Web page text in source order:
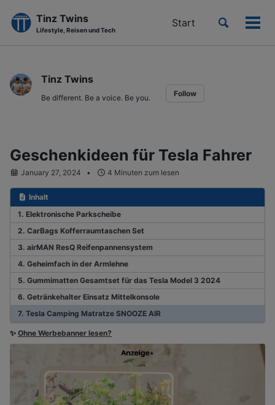
primary
navigation
content
footer
Tinz Twins
Lifestyle, Reisen und Tech
Start
Toggle
Tinz Twins
Be different. Be a voice. Be you. Follow
Geschenkideen für Tesla Fahrer
January 27, 2024 4 Minuten zum lesen
Inhalt
1. Elektronische Parkscheibe
2. CarBags Kofferraumtaschen Set
3. airMAN ResQ Reifenpannensystem
4. Geheimfach in der Armlehne
5. Gummimatten Gesamtset für das Tesla Model 3 2024
6. Getränkehalter Einsatz Mittelkonsole
7. Tesla Camping Matratze SNOOZE AIR
✨ Ohne Werbebanner lesen?